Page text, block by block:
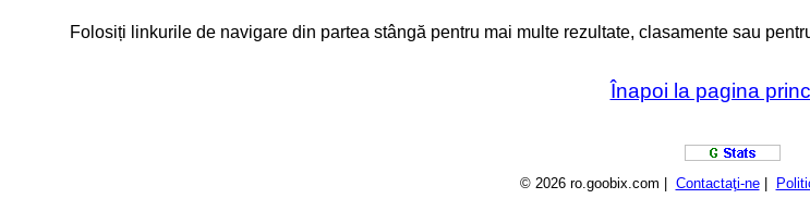
Folosiți linkurile de navigare din partea stângă pentru mai multe rezultate, clasamente sau
Înapoi la pagina
© 2026 ro.goobix.com | Contactaţi-ne|